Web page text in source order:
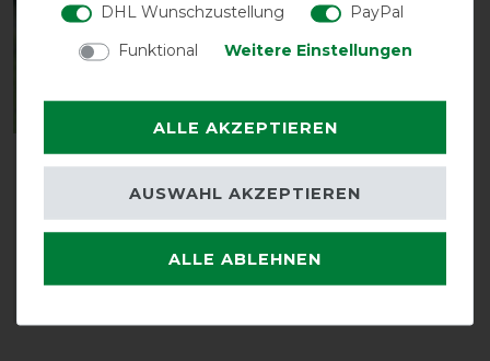
Busse Fliegenmaske FLY
vorher 52,00 €
DHL Wunschzustellung
PayPal
Funktional
Weitere Einstellungen
ALLE AKZEPTIEREN
ALLE ABLEHNEN
AUSWAHL AKZEPTIEREN